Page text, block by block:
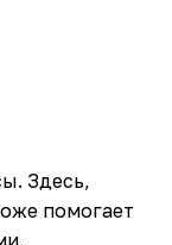
Здесь,
помогает